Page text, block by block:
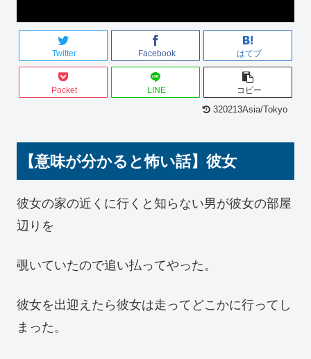
Twitter Facebook はてブ
Pocket LINE コピー
320213Asia/Tokyo
【意味が分かると怖い話】彼女
彼女の家の近くに行くと知らない男が彼女の部屋
辺りを
覗いていたので追い払ってやった。
彼女を出迎えたら彼女は走ってどこかに行ってし
まった。